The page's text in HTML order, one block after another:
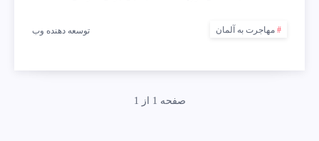
مهاجرت به آلمان توسعه دهنده وب
صفحه 1 از 1